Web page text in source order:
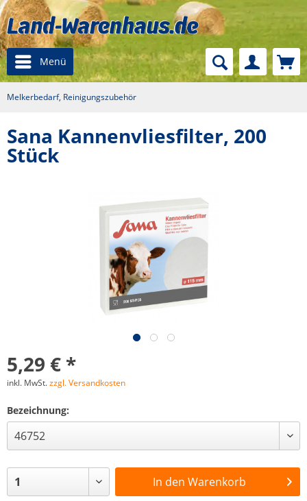
Menü
Melkerbedarf, Reinigungszubehör
Sana Kannenvliesfilter, 200
Stück
5,29 € *
inkl. MwSt.zzgl. Versandkosten
Bezeichnung:
In den Warenkorb